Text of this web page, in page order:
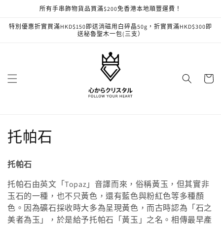
所有手串飾物貨品買滿$200免香港本地順豐運費！
特別優惠折實買滿HKD$150即送消磁用白碎晶50g，折實買滿HKD$300即
送秘魯聖木一包(三支）
物
商
品
系
列
:
托帕石
托帕石
托帕石由英文「Topaz」音譯而來，俗稱黃玉，但其實非
玉石的一種，也不只黃色，還有藍色與粉紅色等多種顏
色。因為礦石採收時大多為呈現黃色，而古時認為「石之
美者為玉」，於是給予托帕石「黃玉」之名。相傳最早產